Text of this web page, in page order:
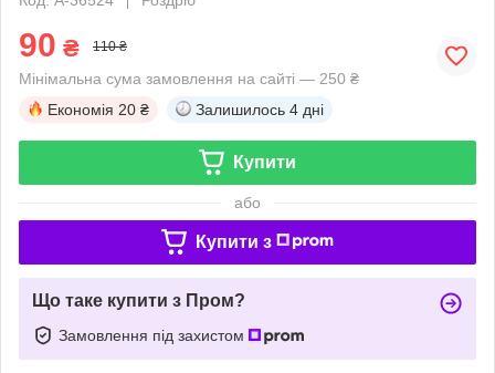
90 ₴ 110 ₴
Мінімальна сума замовлення на сайті — 250 ₴
Економія 20 ₴ Залишилось 4 дні
Купити
або
Купити з
Що таке купити з Пром?
Замовлення під захистом